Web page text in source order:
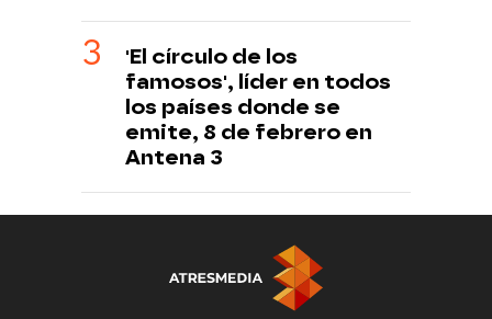
'El círculo de los
famosos', líder en todos
los países donde se
emite, 8 de febrero en
Antena 3